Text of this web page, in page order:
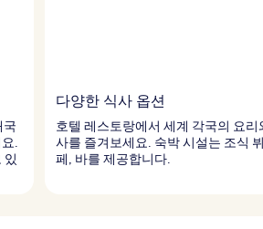
국
.
있
다양한 식사 옵션
호텔 레스토랑에서 세계 각국의 요리
사를 즐겨보세요. 숙박 시설는 조식
페, 바를 제공합니다.